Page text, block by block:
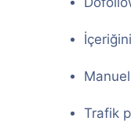
Trafik